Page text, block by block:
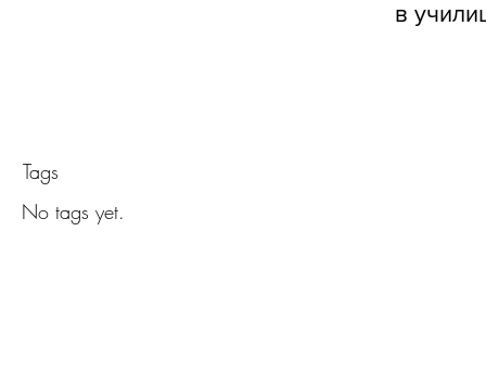
в
Tags
No tags yet.